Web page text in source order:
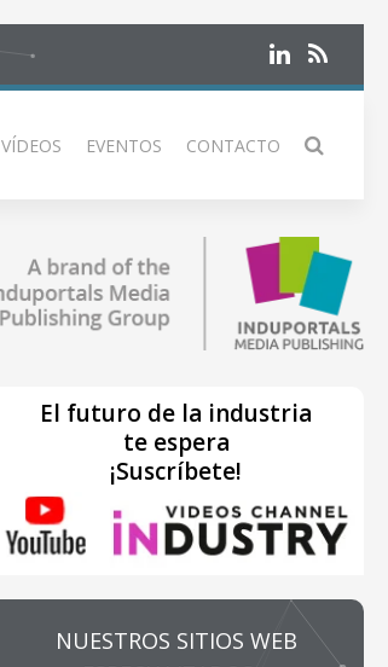
VÍDEOS EVENTOS CONTACTO
El futuro de la industria
te espera
¡Suscríbete!
NUESTROS SITIOS WEB